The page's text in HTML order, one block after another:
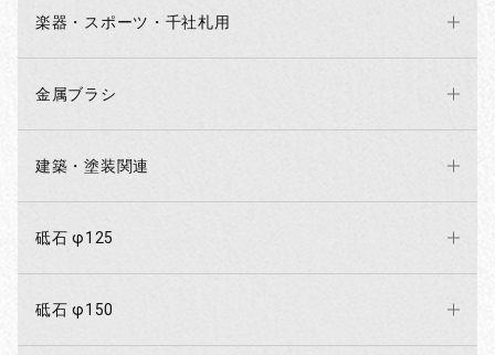
楽器・スポーツ・千社札用
金属ブラシ
建築・塗装関連
砥石 φ125
砥石 φ150